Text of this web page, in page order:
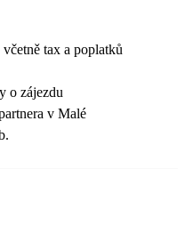
tax a poplatků
o zájezdu
v Malé